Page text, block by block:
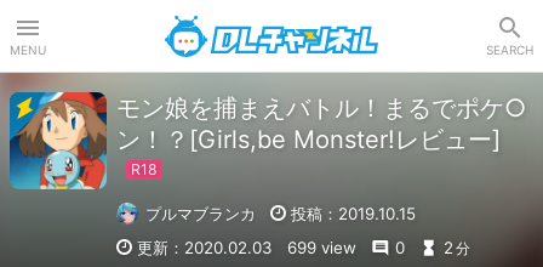
MENU SEARCH
モン娘を捕まえバトル！まるでポケ○
ン！？[Girls,be Monster!レビュー]
プルマブランカ
投稿：2019.10.15
更新：2020.02.03
699 view 0 2 分